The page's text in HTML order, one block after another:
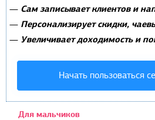
— Сам записывает клиентов и
— Персонализирует скидки,
— Увеличивает доходимость и
Начать пользоваться
Для мальчиков